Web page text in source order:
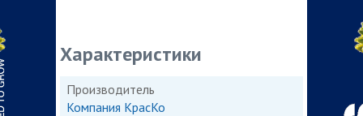
Характеристики
Производитель
Компания КрасКо